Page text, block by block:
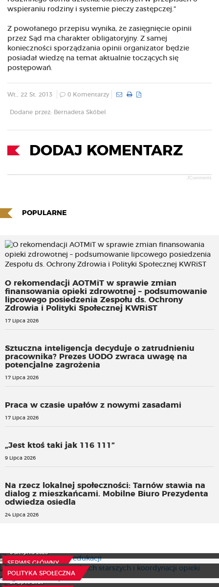
wspieraniu rodziny i systemie pieczy zastępczej."
Z powołanego przepisu wynika, że zasięgnięcie opinii
przez Sąd ma charakter obligatoryjny. Z samej
konieczności sporządzania opinii organizator będzie
posiadał wiedzę na temat aktualnie toczących się
postępowań.
Wt., 22 St. 2013 0 Komentarzy
Dodane przez: Bernadeta Skóbel
DODAJ KOMENTARZ
JComments
POPULARNE
O rekomendacji AOTMiT w sprawie zmian
finansowania opieki zdrowotnej – podsumowanie
lipcowego posiedzenia Zespołu ds. Ochrony
Zdrowia i Polityki Społecznej KWRiST
17 Lipca 2026
Sztuczna inteligencja decyduje o zatrudnieniu
pracownika? Prezes UODO zwraca uwagę na
potencjalne zagrożenia
17 Lipca 2026
Praca w czasie upałów z nowymi zasadami
17 Lipca 2026
„Jest ktoś taki jak 116 111”
9 Lipca 2026
Na rzecz lokalnej społeczności: Tarnów stawia na
dialog z mieszkańcami. Mobilne Biuro Prezydenta
odwiedza osiedla
24 Lipca 2026
SERWIS GŁÓWNY
6 Sierpnia 2026
POLITYKA SPOŁECZNA
długoterminowej
24 Lipca 2026
20 Lipca 2026
Efektywne modele terapeutyczne, czyli jak pogodzić